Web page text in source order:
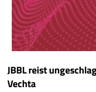
JBBL reist
Vechta